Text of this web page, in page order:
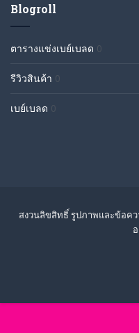
Blogroll
ตารางแข่งเบย์เบลด 0
รีวิวสินค้า 0
เบย์เบลด 0
สงวนลิขสิทธิ์ รูปภาพและข้อคว